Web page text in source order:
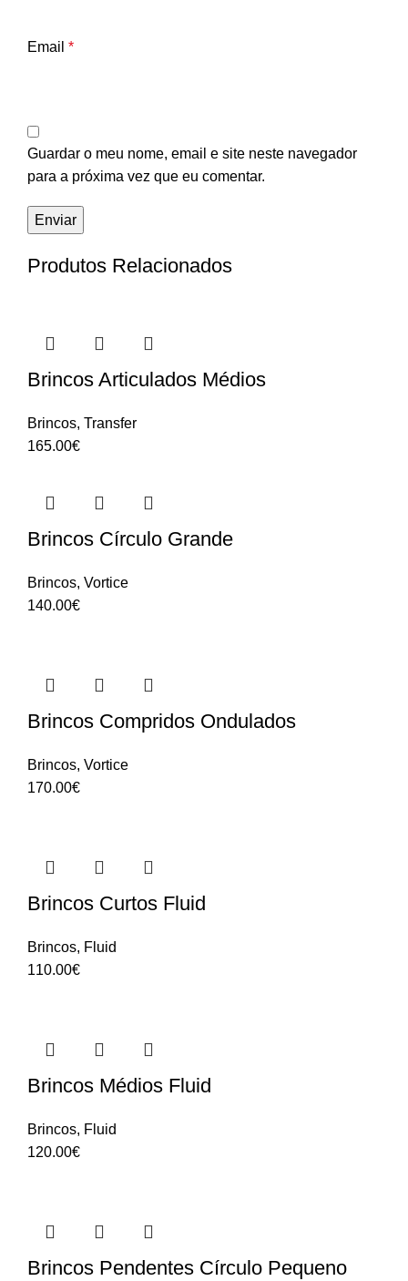
Email *
Guardar o meu nome, email e site neste navegador
para a próxima vez que eu comentar.
Produtos Relacionados
Brincos Articulados Médios
Brincos, Transfer
165.00€
Brincos Círculo Grande
Brincos, Vortice
140.00€
Brincos Compridos Ondulados
Brincos, Vortice
170.00€
Brincos Curtos Fluid
Brincos, Fluid
110.00€
Brincos Médios Fluid
Brincos, Fluid
120.00€
Brincos Pendentes Círculo Pequeno